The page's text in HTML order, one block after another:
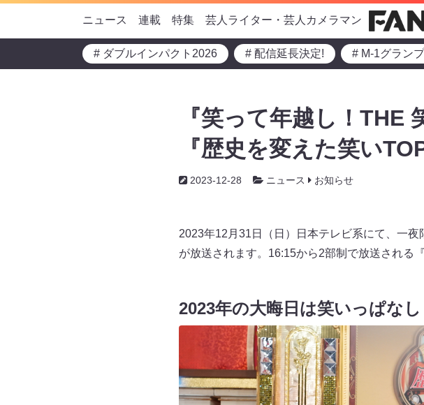
ニュース 連載 特集 芸人ライター・芸人カメラマン
# ダブルインパクト2026 # 配信延長決定! # M-1グラン
『笑って年越し！THE
『歴史を変えた笑い
2023-12-28 ニュース お知らせ
2023年12月31日（日）日本テレビ系にて、一
が放送されます。16:15から2部制で放送される
2023年の大晦日は笑いっぱなし